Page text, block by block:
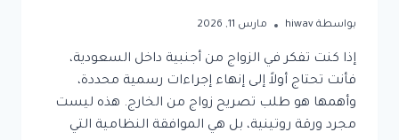
بواسطة hiwav مارس 11, 2026
إذا كنت تفكر في الزواج من أجنبية داخل السعودية،
فأنت تحتاج أولاً إلى إنهاء إجراءات رسمية محددة،
وأهمها هو طلب تصريح زواج من الخارج. هذه ليست
مجرد ورقة روتينية، بل هي الموافقة النظامية التي